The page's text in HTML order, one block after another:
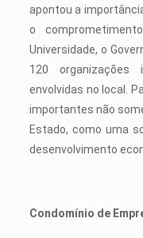
apontou a
o
Universidade, o
120
envolvidas no local.
importantes não
Estado, como uma
desenvolvimento
Condomínio de